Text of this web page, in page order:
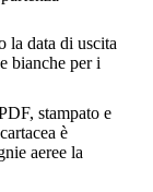
la data di uscita
bianche per i
stampato e
è
aeree la